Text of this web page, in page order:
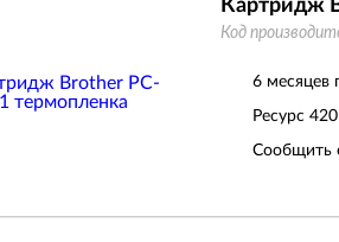
Картридж
Код
6 месяцев
Ресурс
Сообщить